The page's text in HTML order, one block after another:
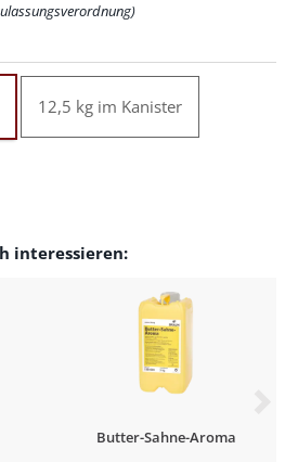
12,5 kg im Kanister
interessieren:
Butter-Sahne-Aroma